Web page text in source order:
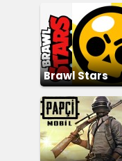
Brawl Stars